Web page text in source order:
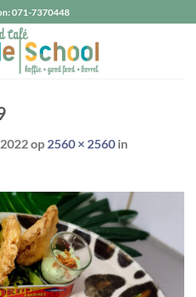
071-7370448
op 2560 × 2560 in